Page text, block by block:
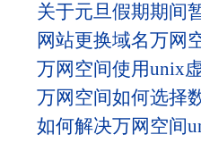
关于元旦假期期间
网站更换域名万网
万网空间使用unix
万网空间如何选择
如何解决万网空间